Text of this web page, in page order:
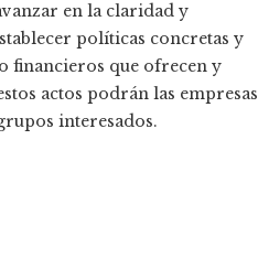
en la claridad y
políticas concretas y
financieros que ofrecen y
actos podrán las empresas
interesados.